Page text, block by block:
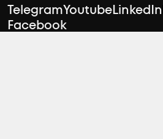
TelegramYoutubeLinkedIn
Facebook